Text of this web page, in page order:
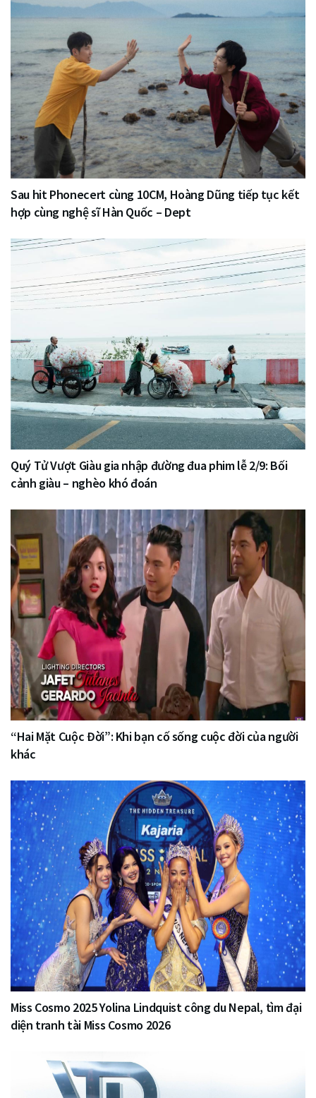
Sau hit Phonecert cùng 10CM, Hoàng Dũng tiếp tục kết
hợp cùng nghệ sĩ Hàn Quốc – Dept
Quý Tử Vượt Giàu gia nhập đường đua phim lễ 2/9: Bối
cảnh giàu – nghèo khó đoán
“Hai Mặt Cuộc Đời”: Khi bạn cố sống cuộc đời của người
khác
Miss Cosmo 2025 Yolina Lindquist công du Nepal, tìm đại
diện tranh tài Miss Cosmo 2026